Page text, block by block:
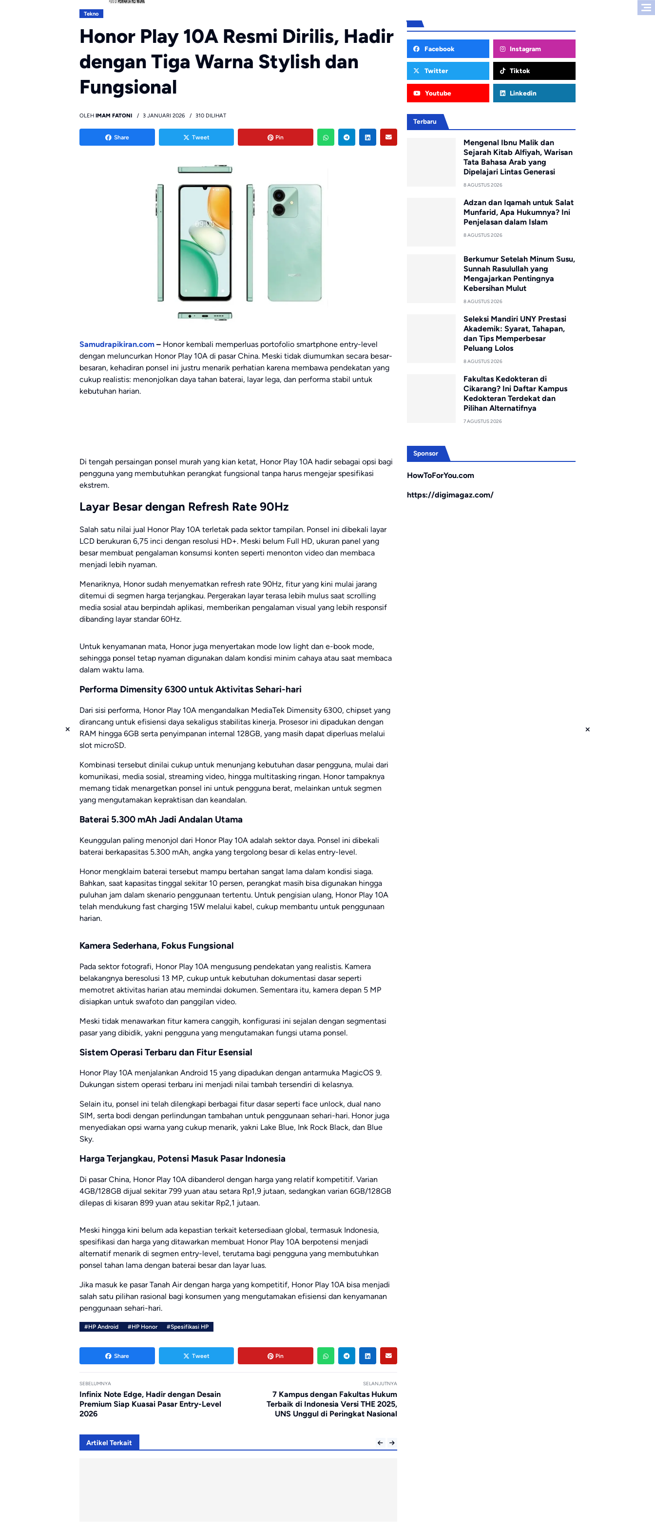
Tekno
Honor Play 10A Resmi Dirilis, Hadir
dengan Tiga Warna Stylish dan
Fungsional
OLEH IMAM FATONI 3 JANUARI 2026 310 DILIHAT
Share Tweet Pin
Samudrapikiran.com – Honor kembali memperluas portofolio smartphone entry-level
dengan meluncurkan Honor Play 10A di pasar China. Meski tidak diumumkan secara besar-
besaran, kehadiran ponsel ini justru menarik perhatian karena membawa pendekatan yang
cukup realistis: menonjolkan daya tahan baterai, layar lega, dan performa stabil untuk
kebutuhan harian.
Di tengah persaingan ponsel murah yang kian ketat, Honor Play 10A hadir sebagai opsi bagi
pengguna yang membutuhkan perangkat fungsional tanpa harus mengejar spesifikasi
ekstrem.
Layar Besar dengan Refresh Rate 90Hz
Salah satu nilai jual Honor Play 10A terletak pada sektor tampilan. Ponsel ini dibekali layar
LCD berukuran 6,75 inci dengan resolusi HD+. Meski belum Full HD, ukuran panel yang
besar membuat pengalaman konsumsi konten seperti menonton video dan membaca
menjadi lebih nyaman.
Menariknya, Honor sudah menyematkan refresh rate 90Hz, fitur yang kini mulai jarang
ditemui di segmen harga terjangkau. Pergerakan layar terasa lebih mulus saat scrolling
media sosial atau berpindah aplikasi, memberikan pengalaman visual yang lebih responsif
dibanding layar standar 60Hz.
Untuk kenyamanan mata, Honor juga menyertakan mode low light dan e-book mode,
sehingga ponsel tetap nyaman digunakan dalam kondisi minim cahaya atau saat membaca
dalam waktu lama.
Performa Dimensity 6300 untuk Aktivitas Sehari-hari
Dari sisi performa, Honor Play 10A mengandalkan MediaTek Dimensity 6300, chipset yang
dirancang untuk efisiensi daya sekaligus stabilitas kinerja. Prosesor ini dipadukan dengan
RAM hingga 6GB serta penyimpanan internal 128GB, yang masih dapat diperluas melalui
slot microSD.
Kombinasi tersebut dinilai cukup untuk menunjang kebutuhan dasar pengguna, mulai dari
komunikasi, media sosial, streaming video, hingga multitasking ringan. Honor tampaknya
memang tidak menargetkan ponsel ini untuk pengguna berat, melainkan untuk segmen
yang mengutamakan kepraktisan dan keandalan.
Baterai 5.300 mAh Jadi Andalan Utama
Keunggulan paling menonjol dari Honor Play 10A adalah sektor daya. Ponsel ini dibekali
baterai berkapasitas 5.300 mAh, angka yang tergolong besar di kelas entry-level.
Honor mengklaim baterai tersebut mampu bertahan sangat lama dalam kondisi siaga.
Bahkan, saat kapasitas tinggal sekitar 10 persen, perangkat masih bisa digunakan hingga
puluhan jam dalam skenario penggunaan tertentu. Untuk pengisian ulang, Honor Play 10A
telah mendukung fast charging 15W melalui kabel, cukup membantu untuk penggunaan
harian.
Kamera Sederhana, Fokus Fungsional
Pada sektor fotografi, Honor Play 10A mengusung pendekatan yang realistis. Kamera
belakangnya beresolusi 13 MP, cukup untuk kebutuhan dokumentasi dasar seperti
memotret aktivitas harian atau memindai dokumen. Sementara itu, kamera depan 5 MP
disiapkan untuk swafoto dan panggilan video.
Meski tidak menawarkan fitur kamera canggih, konfigurasi ini sejalan dengan segmentasi
pasar yang dibidik, yakni pengguna yang mengutamakan fungsi utama ponsel.
Sistem Operasi Terbaru dan Fitur Esensial
Honor Play 10A menjalankan Android 15 yang dipadukan dengan antarmuka MagicOS 9.
Dukungan sistem operasi terbaru ini menjadi nilai tambah tersendiri di kelasnya.
Selain itu, ponsel ini telah dilengkapi berbagai fitur dasar seperti face unlock, dual nano
SIM, serta bodi dengan perlindungan tambahan untuk penggunaan sehari-hari. Honor juga
menyediakan opsi warna yang cukup menarik, yakni Lake Blue, Ink Rock Black, dan Blue
Sky.
Harga Terjangkau, Potensi Masuk Pasar Indonesia
Di pasar China, Honor Play 10A dibanderol dengan harga yang relatif kompetitif. Varian
4GB/128GB dijual sekitar 799 yuan atau setara Rp1,9 jutaan, sedangkan varian 6GB/128GB
dilepas di kisaran 899 yuan atau sekitar Rp2,1 jutaan.
Meski hingga kini belum ada kepastian terkait ketersediaan global, termasuk Indonesia,
spesifikasi dan harga yang ditawarkan membuat Honor Play 10A berpotensi menjadi
alternatif menarik di segmen entry-level, terutama bagi pengguna yang membutuhkan
ponsel tahan lama dengan baterai besar dan layar luas.
Jika masuk ke pasar Tanah Air dengan harga yang kompetitif, Honor Play 10A bisa menjadi
salah satu pilihan rasional bagi konsumen yang mengutamakan efisiensi dan kenyamanan
penggunaan sehari-hari.
#HP Android #HP Honor #Spesifikasi HP
Share Tweet Pin
SEBELUMNYA
Infinix Note Edge, Hadir dengan Desain
Premium Siap Kuasai Pasar Entry-Level
2026
SELANJUTNYA
7 Kampus dengan Fakultas Hukum
Terbaik di Indonesia Versi THE 2025,
UNS Unggul di Peringkat Nasional
Artikel Terkait
Facebook Instagram
Twitter Tiktok
Youtube Linkedin
Terbaru
Mengenal Ibnu Malik dan
Sejarah Kitab Alfiyah, Warisan
Tata Bahasa Arab yang
Dipelajari Lintas Generasi
8 AGUSTUS 2026
Adzan dan Iqamah untuk Salat
Munfarid, Apa Hukumnya? Ini
Penjelasan dalam Islam
8 AGUSTUS 2026
Berkumur Setelah Minum Susu,
Sunnah Rasulullah yang
Mengajarkan Pentingnya
Kebersihan Mulut
8 AGUSTUS 2026
Seleksi Mandiri UNY Prestasi
Akademik: Syarat, Tahapan,
dan Tips Memperbesar
Peluang Lolos
8 AGUSTUS 2026
Fakultas Kedokteran di
Cikarang? Ini Daftar Kampus
Kedokteran Terdekat dan
Pilihan Alternatifnya
7 AGUSTUS 2026
Sponsor
HowToForYou.com
https://digimagaz.com/